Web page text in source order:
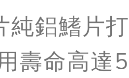
鋁鰭片打
壽命高達